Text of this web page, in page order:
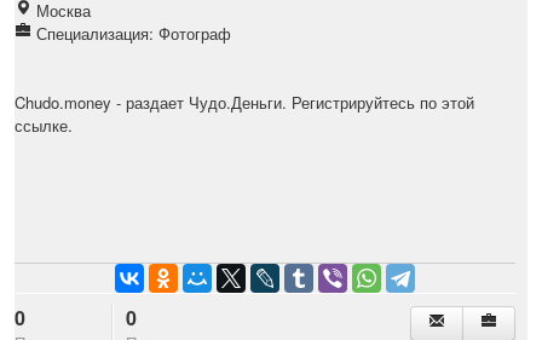
Москва
Специализация: Фотограф
Chudo.money - раздает Чудо.Деньги. Регистрируйтесь по этой
ссылке.
0 0